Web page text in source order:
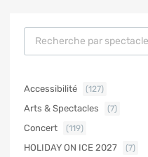
Accessibilité (127)
Arts & Spectacles (7)
Concert (119)
HOLIDAY ON ICE 2027 (7)